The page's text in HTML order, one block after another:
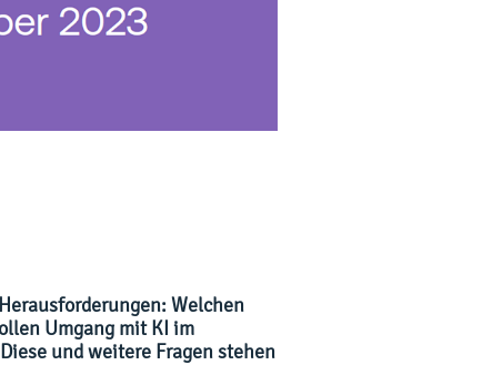
Welchen
Umgang mit KI im
und weitere Fragen stehen